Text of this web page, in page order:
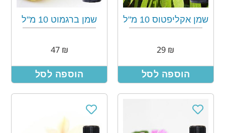
שמן אקליפטוס 10 מ"ל
₪
הוספה לסל
שמן ברגמוט 10 מ"ל
₪
47
הוספה לסל